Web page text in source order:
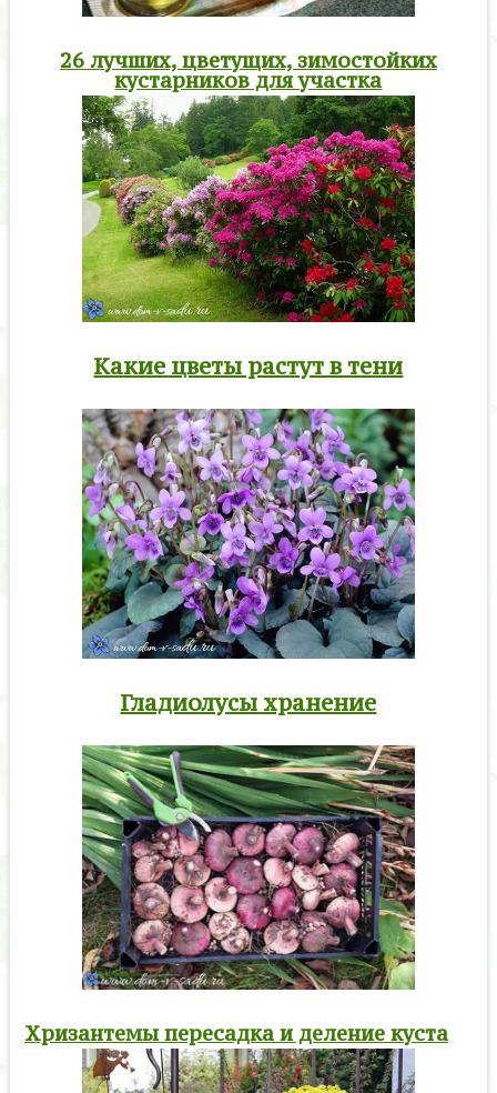
26 лучших, цветущих, зимостойких
кустарников для участка
Какие цветы растут в тени
Гладиолусы хранение
Хризантемы пересадка и деление куста